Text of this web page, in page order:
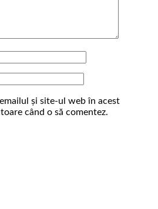
și site-ul web în acest
când o să comentez.